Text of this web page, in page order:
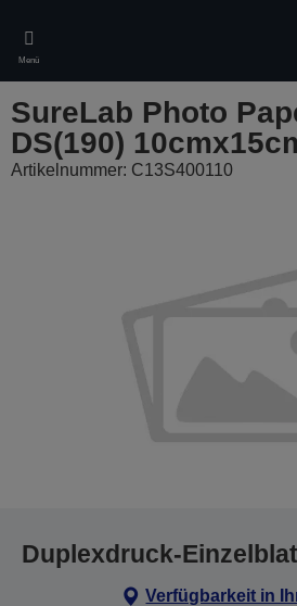
main
content
Menü
SureLab Photo
DS(190)
Artikelnummer: C13S400110
Duplexdruck-
Verfügbarkeit in